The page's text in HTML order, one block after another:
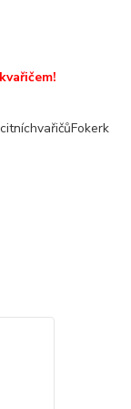
kvařičem!
vařičůFokerk